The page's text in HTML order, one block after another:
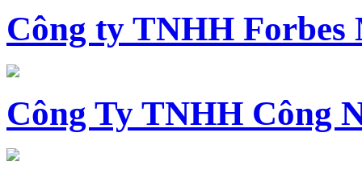
Công ty TNHH
Công Ty TNHH Công